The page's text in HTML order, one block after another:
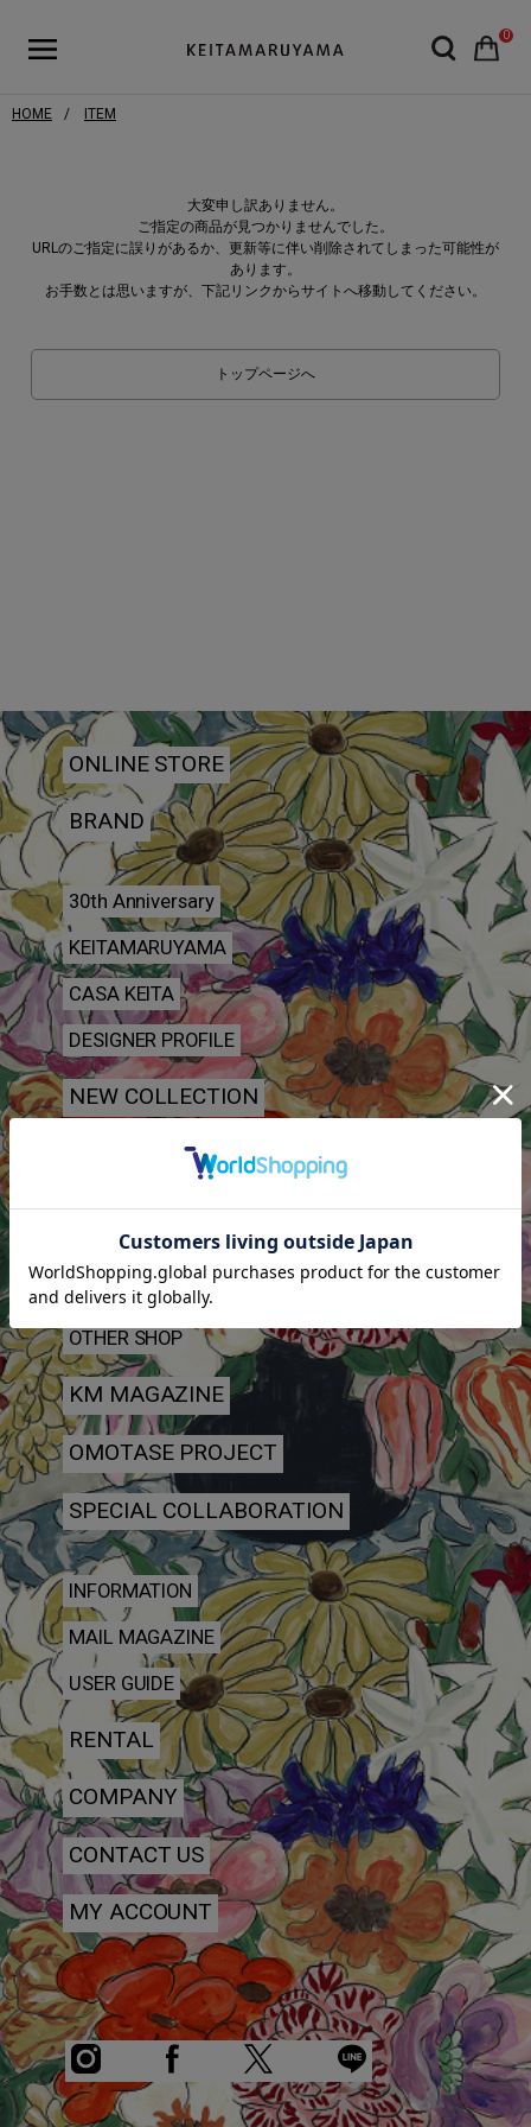
0
HOME ITEM
大変申し訳ありません。
ご指定の商品が見つかりませんでした。
URLのご指定に誤りがあるか、更新等に伴い削除されてしまった可能性が
あります。
お手数とは思いますが、下記リンクからサイトへ移動してください。
トップページへ
ONLINE STORE
BRAND
30th Anniversary
KEITAMARUYAMA
CASA KEITA
DESIGNER PROFILE
NEW COLLECTION
COLLECTION ARCHIVE
SHOP LIST
丸山邸
OTHER SHOP
KM MAGAZINE
OMOTASE PROJECT
SPECIAL COLLABORATION
INFORMATION
MAIL MAGAZINE
USER GUIDE
RENTAL
COMPANY
CONTACT US
MY ACCOUNT